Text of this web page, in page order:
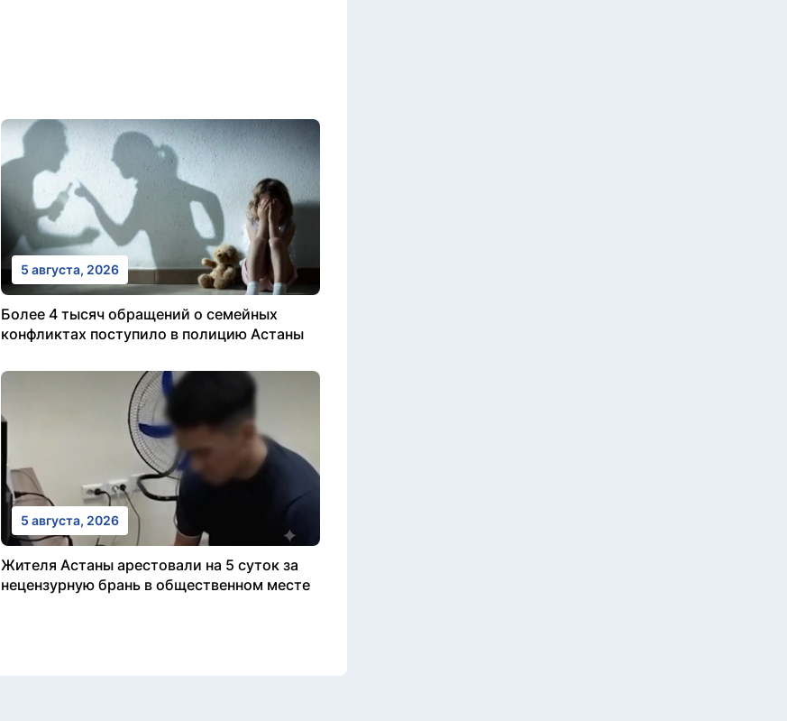
5 августа, 2026
Более 4 тысяч обращений о семейных
конфликтах поступило в полицию Астаны
5 августа, 2026
Жителя Астаны арестовали на 5 суток за
нецензурную брань в общественном месте